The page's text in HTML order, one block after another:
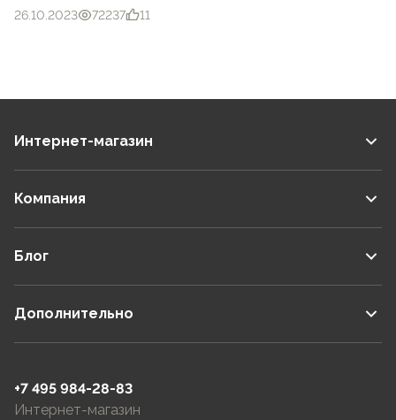
26.10.2023 72237 11
Интернет-магазин
Компания
Блог
Дополнительно
+7 495 984-28-83
Интернет-магазин